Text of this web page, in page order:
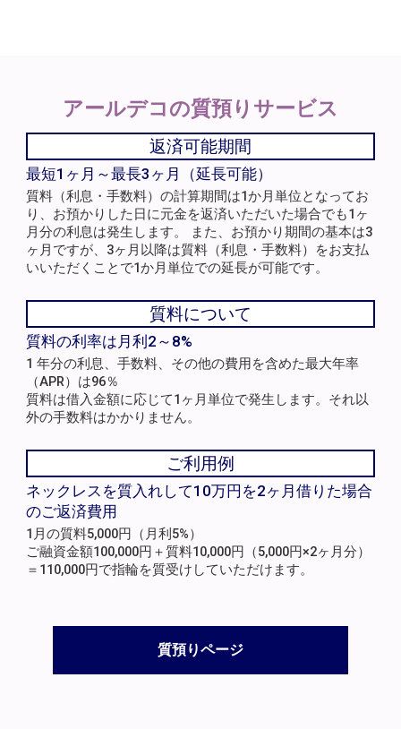
アールデコの質預りサービス
返済可能期間
最短1ヶ月～最長3ヶ月（延長可能）
質料（利息・手数料）の計算期間は1か月単位となってお
り、お預かりした日に元金を返済いただいた場合でも1ヶ
月分の利息は発生します。 また、お預かり期間の基本は3
ヶ月ですが、3ヶ月以降は質料（利息・手数料）をお支払
いいただくことで1か月単位での延長が可能です。
質料について
質料の利率は月利2～8%
1 年分の利息、手数料、その他の費用を含めた最大年率
（APR）は96％
質料は借入金額に応じて1ヶ月単位で発生します。それ以
外の手数料はかかりません。
ご利用例
ネックレスを質入れして10万円を2ヶ月借りた場合
のご返済費用
1月の質料5,000円（月利5%）
ご融資金額100,000円＋質料10,000円（5,000円×2ヶ月分）
＝110,000円で指輪を質受けしていただけます。
質預りページ